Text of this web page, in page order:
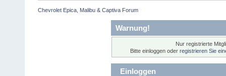
Chevrolet Epica, Malibu & Captiva Forum
Warnung!
Nur registrierte
Bitte einloggen oder registrieren Sie
Einloggen